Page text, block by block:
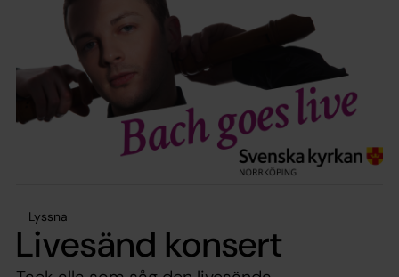
Lyssna
Livesänd konsert